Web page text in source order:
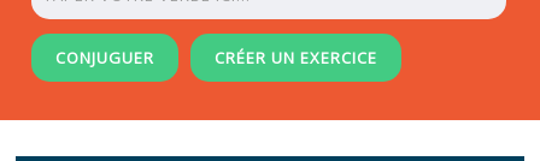
CONJUGUER CRÉER UN EXERCICE